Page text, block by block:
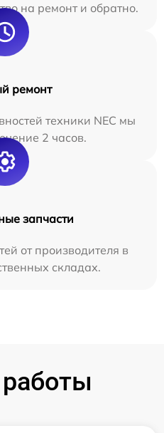
на ремонт и обратно.
ремонт
техники NEC мы
2 часов.
запчасти
от производителя в
складах.